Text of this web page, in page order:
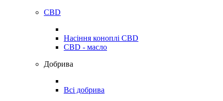
CBD
Насіння коноплі CBD
CBD - масло
Добрива
Всі добрива